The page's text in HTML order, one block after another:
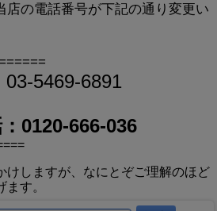
店の電話番号が下記の通り変更い
5469-6891
0120-666-036
けしますが、なにとぞご理解のほど
す。